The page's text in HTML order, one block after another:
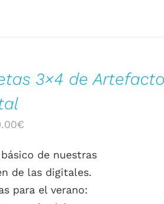
3×4 de
€
actual
es:
0.00€.
de nuestras
de las digitales.
para el verano: